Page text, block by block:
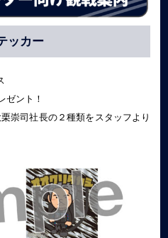
ッカー
ゼント！
崇司社長の２種類をスタッフより